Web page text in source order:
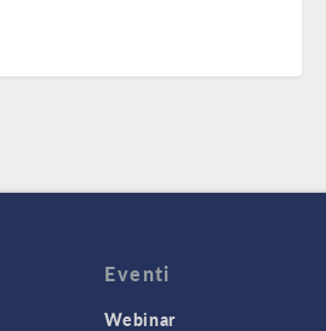
Eventi
Webinar